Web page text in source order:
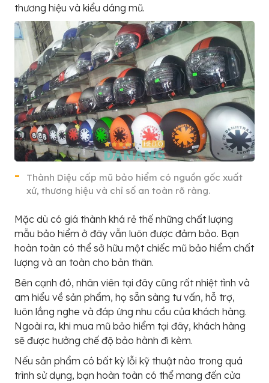
thương hiệu và kiểu dáng mũ.
Thành Diệu cấp mũ bảo hiểm có nguồn gốc xuất
xứ, thương hiệu và chỉ số an toàn rõ ràng.
Mặc dù có giá thành khá rẻ thế những chất lượng
mẫu bảo hiểm ở đây vẫn luôn được đảm bảo. Bạn
hoàn toàn có thể sở hữu một chiếc mũ bảo hiểm chất
lượng và an toàn cho bản thân.
Bên cạnh đó, nhân viên tại đây cũng rất nhiệt tình và
am hiểu về sản phẩm, họ sẵn sàng tư vấn, hỗ trợ,
luôn lắng nghe và đáp ứng nhu cầu của khách hàng.
Ngoài ra, khi mua mũ bảo hiểm tại đây, khách hàng
sẽ được hưởng chế độ bảo hành đi kèm.
Nếu sản phẩm có bất kỳ lỗi kỹ thuật nào trong quá
trình sử dụng, bạn hoàn toàn có thể mang đến cửa